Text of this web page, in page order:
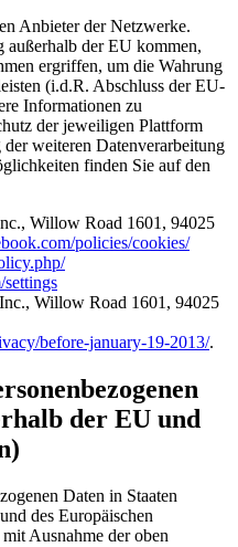
Anbieter der Netzwerke.
außerhalb der EU kommen,
ergriffen, um die Wahrung
(i.d.R. Abschluss der EU-
Informationen zu
der jeweiligen Plattform
weiteren Datenverarbeitung
finden Sie auf den
Willow Road 1601, 94025
policies/cookies/
Willow Road 1601, 94025
before-january-19-2013/.
der EU und
Daten in Staaten
des Europäischen
Ausnahme der oben